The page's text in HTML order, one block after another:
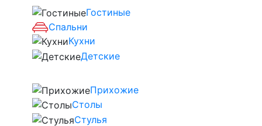
Гостиные
Спальни
Кухни
Детские
Прихожие
Столы
Стулья